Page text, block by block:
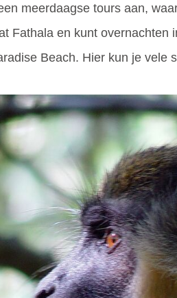
meerdaagse tours aan,
Fathala en kunt
Beach. Hier kun je vele